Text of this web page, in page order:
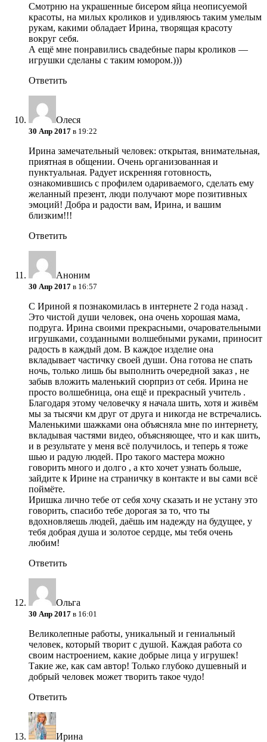
Смотрню на украшенные бисером яйца неописуемой
красоты, на милых кроликов и удивляюсь таким умелым
рукам, какими обладает Ирина, творящая красоту
вокруг себя.
А ещё мне понравились свадебные пары кроликов —
игрушки сделаны с таким юмором.)))
Ответить
Олеся
30 Апр 2017 в 19:22
Ирина замечательный человек: открытая, внимательная,
приятная в общении. Очень организованная и
пунктуальная. Радует искренняя готовность,
ознакомившись с профилем одариваемого, сделать ему
желанный презент, люди получают море позитивных
эмоций! Добра и радости вам, Ирина, и вашим
близким!!!
Ответить
Аноним
30 Апр 2017 в 16:57
С Ириной я познакомилась в интернете 2 года назад .
Это чистой души человек, она очень хорошая мама,
подруга. Ирина своими прекрасными, очаровательными
игрушками, созданными волшебными руками, приносит
радость в каждый дом. В каждое изделие она
вкладывает частичку своей души. Она готова не спать
ночь, только лишь бы выполнить очередной заказ , не
забыв вложить маленький сюрприз от себя. Ирина не
просто волшебница, она ещё и прекрасный учитель .
Благодаря этому человечку я начала шить, хотя и живём
мы за тысячи км друг от друга и никогда не встречались.
Маленькими шажками она объясняла мне по интернету,
вкладывая частями видео, объясняющее, что и как шить,
и в результате у меня всё получилось, и теперь я тоже
шью и радую людей. Про такого мастера можно
говорить много и долго , а кто хочет узнать больше,
зайдите к Ирине на страничку в контакте и вы сами всё
поймёте.
Иришка лично тебе от себя хочу сказать и не устану это
говорить, спасибо тебе дорогая за то, что ты
вдохновляешь людей, даёшь им надежду на будущее, у
тебя добрая душа и золотое сердце, мы тебя очень
любим!
Ответить
Ольга
30 Апр 2017 в 16:01
Великолепные работы, уникальный и гениальный
человек, который творит с душой. Каждая работа со
своим настроением, какие добрые лица у игрушек!
Такие же, как сам автор! Только глубоко душевный и
добрый человек может творить такое чудо!
Ответить
Ирина